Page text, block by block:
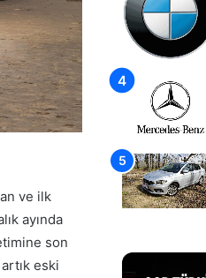
ve ilk
ayında
son
eski